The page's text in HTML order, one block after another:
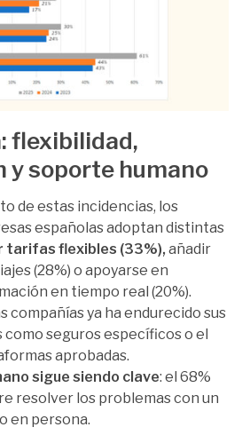
flexibilidad,
y soporte humano
de estas incidencias, los
españolas adoptan distintas
tarifas flexibles (33%), añadir
(28%) o apoyarse en
en tiempo real (20%).
compañías ya ha endurecido sus
como seguros específicos o el
aprobadas.
sigue siendo clave: el 68%
resolver los problemas con un
en persona.